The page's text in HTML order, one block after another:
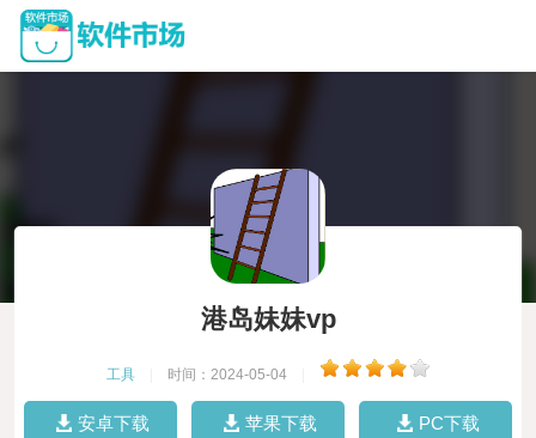
港岛妹妹vp
工具 时间：2024-05-04
安卓下载 苹果下载 PC下载